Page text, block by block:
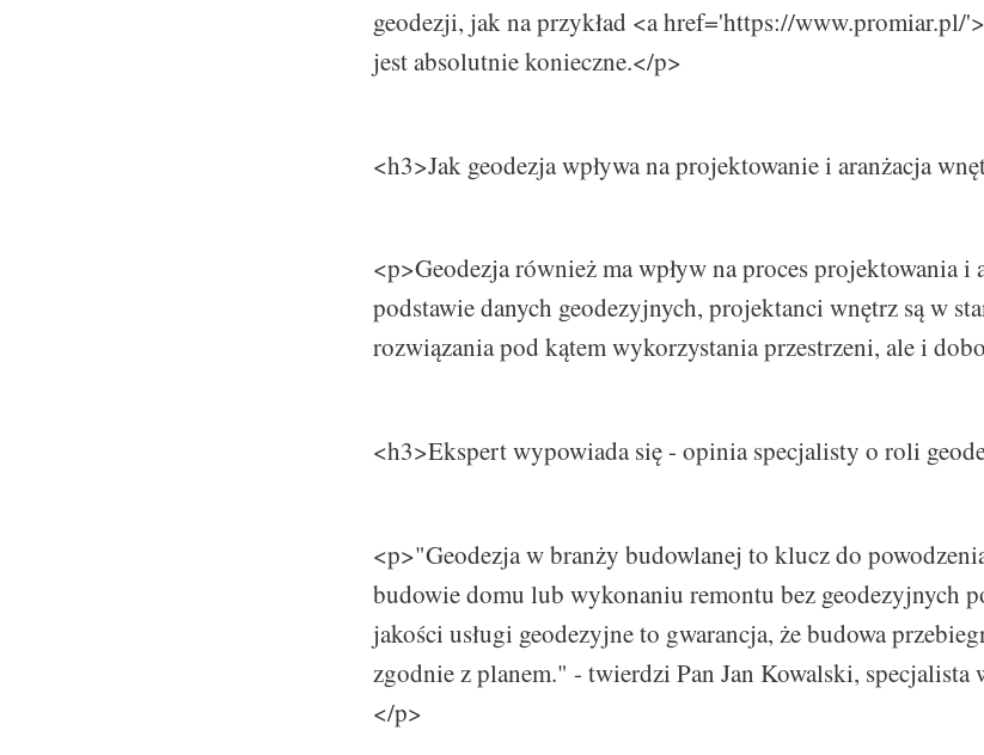
geodezji, jak na przykład <a href='https://www.promiar.pl/
jest absolutnie konieczne.</p>
<h3>Jak geodezja wpływa na projektowanie i aranżacja
<p>Geodezja również ma wpływ na proces projektowania i
podstawie danych geodezyjnych, projektanci wnętrz są w
rozwiązania pod kątem wykorzystania przestrzeni, ale i
<h3>Ekspert wypowiada się - opinia specjalisty o roli
<p>"Geodezja w branży budowlanej to klucz do
budowie domu lub wykonaniu remontu bez geodezyjnych
jakości usługi geodezyjne to gwarancja, że budowa
zgodnie z planem." - twierdzi Pan Jan Kowalski, specjalista
</p>